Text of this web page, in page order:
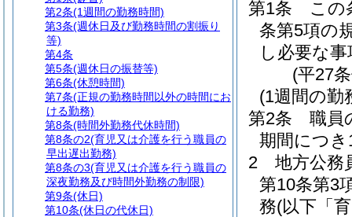
第1条
この
条第5項の
し必要な
(平27
(1週間の勤
第2条
職員
期間につ
2
地方公務
第10条第3
務(以下「
第2条(1週間の勤務時間)
第3条(週休日及び勤務時間の割振り
等)
第4条
第5条(週休日の振替等)
第6条(休憩時間)
第7条(正規の勤務時間以外の時間にお
ける勤務)
第8条(時間外勤務代休時間)
第8条の2(育児又は介護を行う職員の
早出遅出勤務)
第8条の3(育児又は介護を行う職員の
深夜勤務及び時間外勤務の制限)
第9条(休日)
第10条(休日の代休日)